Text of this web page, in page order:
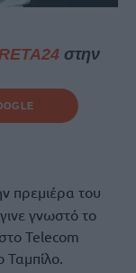
στην
πρεμιέρα του
γνωστό το
Telecom
Ταμπίλο.